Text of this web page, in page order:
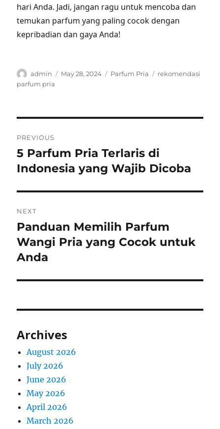
hari Anda. Jadi, jangan ragu untuk mencoba dan
temukan parfum yang paling cocok dengan
kepribadian dan gaya Anda!
Author
admin
Posted
May 28, 2024 Categories
Parfum Pria Tags
rekomendasi
parfum pria
navigation
PREVIOUS
Previous
post:
5 Parfum Pria Terlaris di
Indonesia yang Wajib Dicoba
NEXT
Next
post:
Panduan Memilih Parfum
Wangi Pria yang Cocok untuk
Anda
Archives
August 2026
July 2026
June 2026
May 2026
April 2026
March 2026